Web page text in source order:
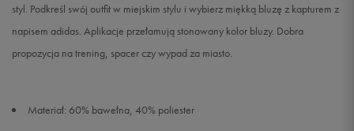
styl. Podkreśl swój outfit w miejskim stylu i wybierz miękką bluzę z kapturem z
napisem adidas. Aplikacje przełamują stonowany kolor bluzy. Dobra
propozycja na trening, spacer czy wypad za miasto.
Materiał: 60% bawełna, 40% poliester